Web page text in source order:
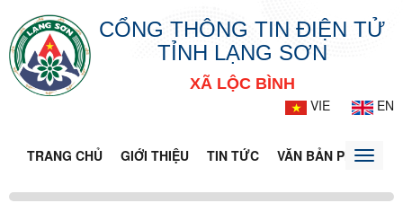
CỔNG THÔNG TIN ĐIỆN TỬ
TỈNH LẠNG SƠN
XÃ LỘC BÌNH
VIE
EN
TRANG CHỦ GIỚI THIỆU TIN TỨC VĂN BẢN PHÁPToggle